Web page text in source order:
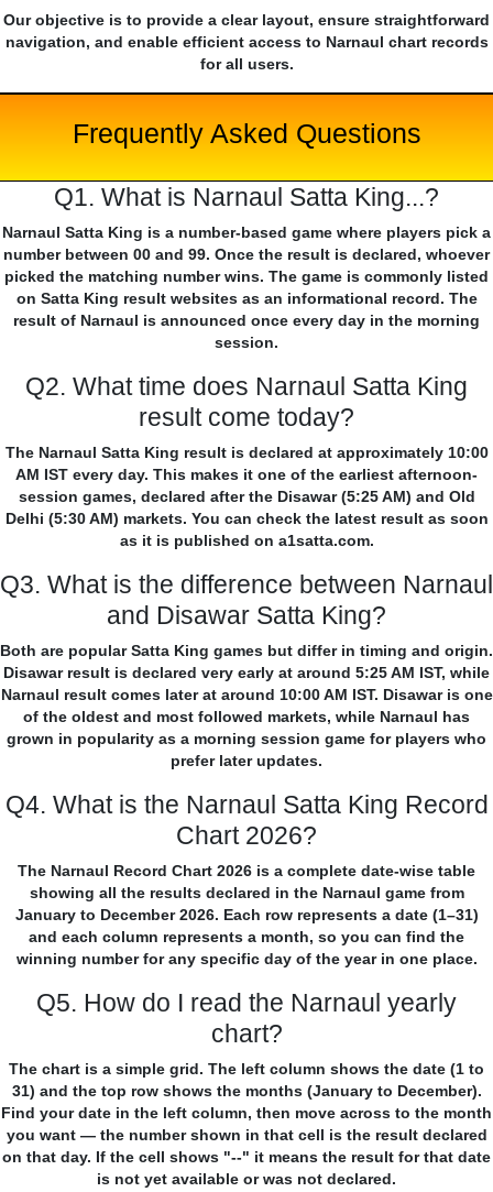
Our objective is to provide a clear layout, ensure straightforward
navigation, and enable efficient access to Narnaul chart records
for all users.
Frequently Asked Questions
Q1. What is Narnaul Satta King...?
Narnaul Satta King is a number-based game where players pick a
number between 00 and 99. Once the result is declared, whoever
picked the matching number wins. The game is commonly listed
on Satta King result websites as an informational record. The
result of Narnaul is announced once every day in the morning
session.
Q2. What time does Narnaul Satta King
result come today?
The Narnaul Satta King result is declared at approximately 10:00
AM IST every day. This makes it one of the earliest afternoon-
session games, declared after the Disawar (5:25 AM) and Old
Delhi (5:30 AM) markets. You can check the latest result as soon
as it is published on a1satta.com.
Q3. What is the difference between Narnaul
and Disawar Satta King?
Both are popular Satta King games but differ in timing and origin.
Disawar result is declared very early at around 5:25 AM IST, while
Narnaul result comes later at around 10:00 AM IST. Disawar is one
of the oldest and most followed markets, while Narnaul has
grown in popularity as a morning session game for players who
prefer later updates.
Q4. What is the Narnaul Satta King Record
Chart 2026?
The Narnaul Record Chart 2026 is a complete date-wise table
showing all the results declared in the Narnaul game from
January to December 2026. Each row represents a date (1–31)
and each column represents a month, so you can find the
winning number for any specific day of the year in one place.
Q5. How do I read the Narnaul yearly
chart?
The chart is a simple grid. The left column shows the date (1 to
31) and the top row shows the months (January to December).
Find your date in the left column, then move across to the month
you want — the number shown in that cell is the result declared
on that day. If the cell shows "--" it means the result for that date
is not yet available or was not declared.